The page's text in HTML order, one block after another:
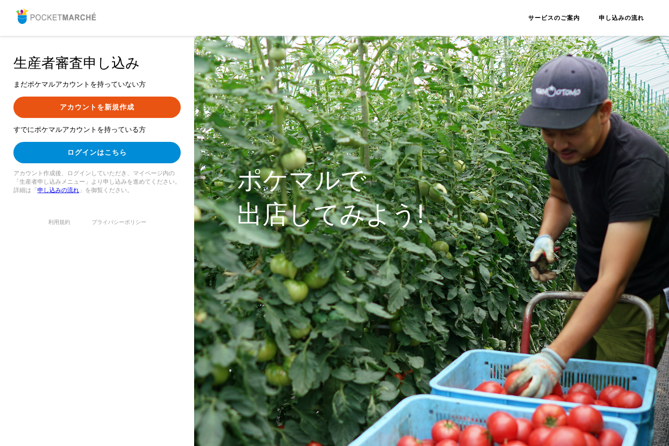
サービスのご案内 申し込みの流れ
生産者審査申し込み
まだポケマルアカウントを持っていない方
アカウントを新規作成
すでにポケマルアカウントを持っている方
ログインはこちら
アカウント作成後、ログインしていただき、マイページ内の
「生産者申し込みメニュー」より申し込みを進めてください。
詳細は「申し込みの流れ 」を御覧ください。
利用規約 プライバシーポリシー
ポケマルで
出店してみよう!